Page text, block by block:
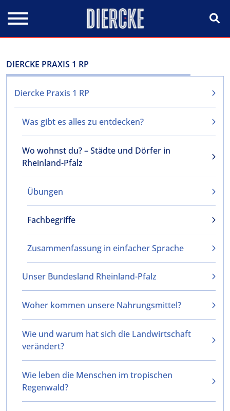
DIERCKE PRAXIS 1 RP
Diercke Praxis 1 RP
Was gibt es alles zu entdecken?
Wo wohnst du? – Städte und Dörfer in
Rheinland-Pfalz
Übungen
Fachbegriffe
Zusammenfassung in einfacher Sprache
Unser Bundesland Rheinland-Pfalz
Woher kommen unsere Nahrungsmittel?
Wie und warum hat sich die Landwirtschaft
verändert?
Wie leben die Menschen im tropischen
Regenwald?